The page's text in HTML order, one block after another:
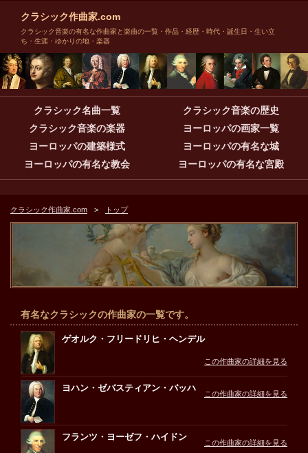
クラシック作曲家.com
クラシック音楽の有名な作曲家と楽曲の一覧・作品・経歴・時代・誕生日・生い立
ち・生涯・ゆかりの地・楽器
クラシック名曲一覧
クラシック音楽の歴史
クラシック音楽の楽器
ヨーロッパの画家一覧
ヨーロッパの建築様式
ヨーロッパの有名な城
ヨーロッパの有名な教会
ヨーロッパの有名な宮殿
クラシック作曲家.com トップ
有名なクラシックの作曲家の一覧です。
ゲオルク・フリードリヒ・ヘンデル
この作曲家の詳細を見る
ヨハン・ゼバスティアン・バッハ
この作曲家の詳細を見る
フランツ・ヨーゼフ・ハイドン
この作曲家の詳細を見る